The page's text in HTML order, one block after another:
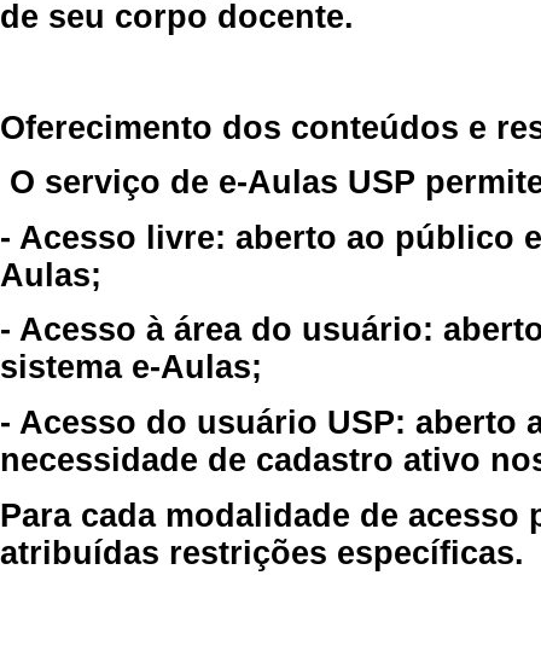
de seu corpo docente.
Oferecimento dos conteúdos e
O serviço de e-Aulas USP
- Acesso livre: aberto ao público
Aulas;
- Acesso à área do usuário:
sistema e-Aulas;
- Acesso do usuário USP: aberto
necessidade de cadastro ativo
Para cada modalidade de
atribuídas restrições específicas.